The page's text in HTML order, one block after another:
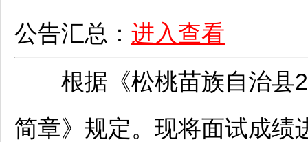
公告汇总： 进入查看
根据《松桃苗族自治县
简章》规定。现将面试成绩